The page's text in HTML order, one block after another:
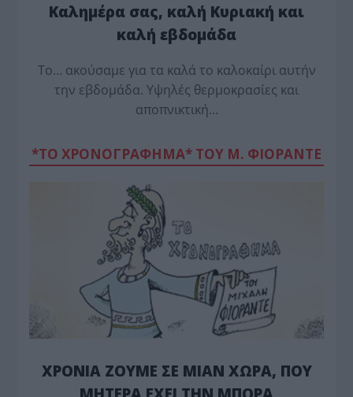
Καλημέρα σας, καλή Κυριακή και
καλή εβδομάδα
Το… ακούσαμε για τα καλά το καλοκαίρι αυτήν
την εβδομάδα. Υψηλές θερμοκρασίες και
αποπνικτική…
*ΤΟ ΧΡΟΝΟΓΡΑΦΗΜΑ* ΤΟΥ Μ. ΦΙΟΡΆΝΤΕ
ΧΡΟΝΙΑ ΖΟΥΜΕ ΣΕ ΜΙΑΝ ΧΩΡΑ, ΠΟΥ